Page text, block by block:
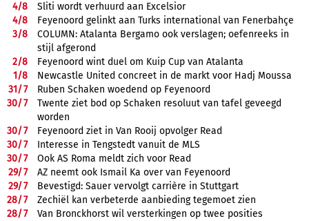
4/8
Sliti wordt verhuurd aan Excelsior
4/8
Feyenoord gelinkt aan Turks international van Fenerbahçe
3/8
COLUMN: Atalanta Bergamo ook verslagen; oefenreeks in
stijl afgerond
2/8
Feyenoord wint duel om Kuip Cup van Atalanta
1/8
Newcastle United concreet in de markt voor Hadj Moussa
31/7
Ruben Schaken woedend op Feyenoord
30/7
Twente ziet bod op Schaken resoluut van tafel geveegd
worden
30/7
Feyenoord ziet in Van Rooij opvolger Read
30/7
Interesse in Tengstedt vanuit de MLS
30/7
Ook AS Roma meldt zich voor Read
29/7
AZ neemt ook Ismail Ka over van Feyenoord
29/7
Bevestigd: Sauer vervolgt carrière in Stuttgart
28/7
Zechiël kan verbeterde aanbieding tegemoet zien
28/7
Van Bronckhorst wil versterkingen op twee posities